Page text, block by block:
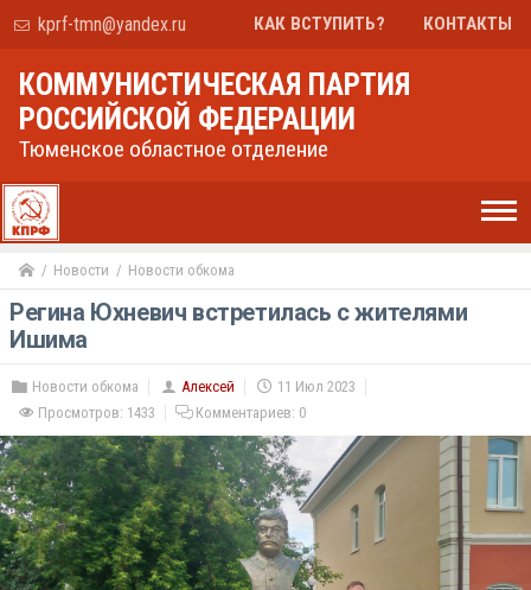
kprf-tmn@yandex.ru КАК ВСТУПИТЬ? КОНТАКТЫ
КОММУНИСТИЧЕСКАЯ ПАРТИЯ
РОССИЙСКОЙ ФЕДЕРАЦИИ
Тюменское областное отделение
Новости Новости обкома
Регина Юхневич встретилась с жителями
Ишима
Новости обкома Алексей
11 Июл 2023
Просмотров: 1433
Комментариев: 0